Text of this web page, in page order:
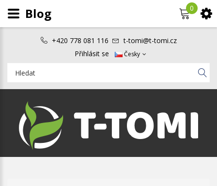
+420 778 081 116
t-tomi@t-tomi.cz
Přihlásit se
Česky
0
Blog